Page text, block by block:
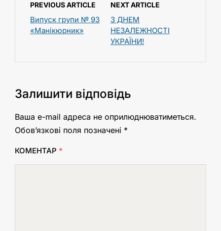
PREVIOUS ARTICLE
Випуск групи № 93
«Манікюрник»
NEXT ARTICLE
З ДНЕМ
НЕЗАЛЕЖНОСТІ
УКРАЇНИ!
Залишити відповідь
Ваша e-mail адреса не оприлюднюватиметься.
Обов’язкові поля позначені *
КОМЕНТАР *